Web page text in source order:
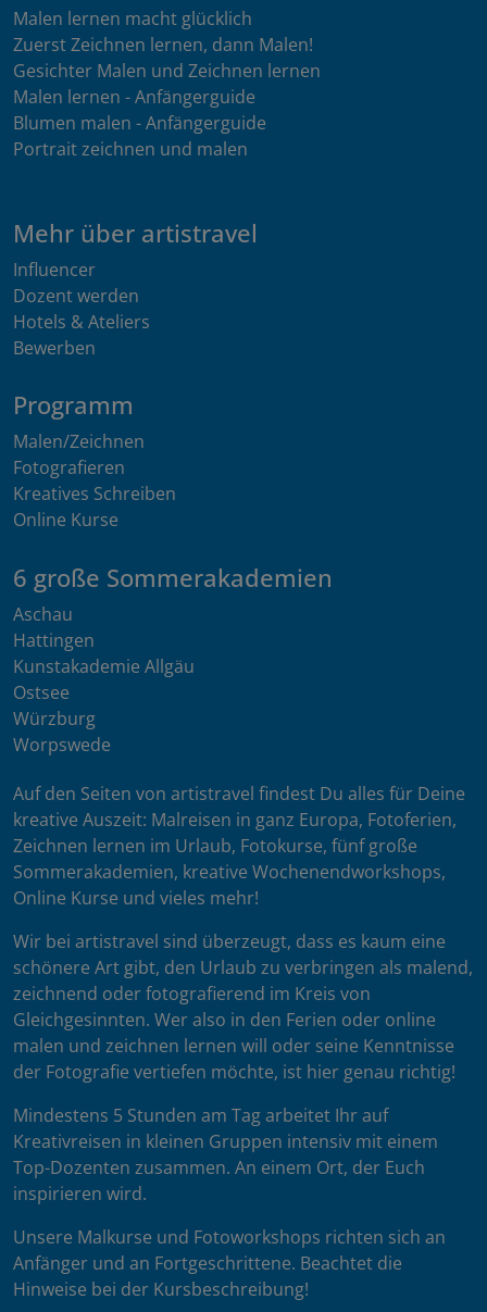
Malen lernen macht glücklich
Zuerst Zeichnen lernen, dann Malen!
Gesichter Malen und Zeichnen lernen
Malen lernen - Anfängerguide
Blumen malen - Anfängerguide
Portrait zeichnen und malen
Mehr über artistravel
Influencer
Dozent werden
Hotels & Ateliers
Bewerben
Programm
Malen/Zeichnen
Fotografieren
Kreatives Schreiben
Online Kurse
6 große Sommerakademien
Aschau
Hattingen
Kunstakademie Allgäu
Ostsee
Würzburg
Worpswede
Auf den Seiten von artistravel findest Du alles für Deine
kreative Auszeit: Malreisen in ganz Europa, Fotoferien,
Zeichnen lernen im Urlaub, Fotokurse, fünf große
Sommerakademien, kreative Wochenendworkshops,
Online Kurse und vieles mehr!
Wir bei artistravel sind überzeugt, dass es kaum eine
schönere Art gibt, den Urlaub zu verbringen als malend,
zeichnend oder fotografierend im Kreis von
Gleichgesinnten. Wer also in den Ferien oder online
malen und zeichnen lernen will oder seine Kenntnisse
der Fotografie vertiefen möchte, ist hier genau richtig!
Mindestens 5 Stunden am Tag arbeitet Ihr auf
Kreativreisen in kleinen Gruppen intensiv mit einem
Top-Dozenten zusammen. An einem Ort, der Euch
inspirieren wird.
Unsere Malkurse und Fotoworkshops richten sich an
Anfänger und an Fortgeschrittene. Beachtet die
Hinweise bei der Kursbeschreibung!